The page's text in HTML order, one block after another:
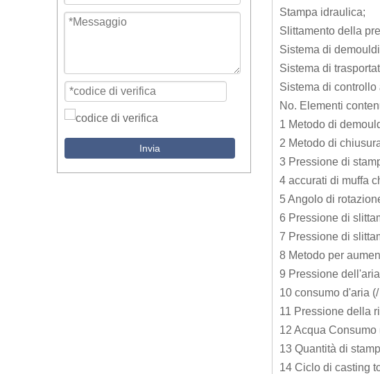
Invia
Stampa idraulica;
Slittamento della
Sistema di
Sistema di
Sistema di
No. Elementi
1 Metodo di
2 Metodo di
3 Pressione di
4 accurati di muffa
5 Angolo di
6 Pressione di
7 Pressione di
8 Metodo per
9 Pressione
10 consumo d'aria
11 Pressione della
12 Acqua Consumo
13 Quantità di
14 Ciclo di casting